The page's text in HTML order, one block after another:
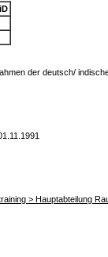
der deutsch/
> Hauptabteilung